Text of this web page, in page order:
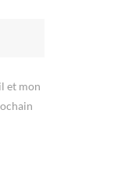
et mon